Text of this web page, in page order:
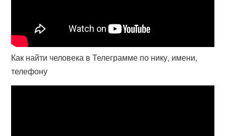
Как найти человека в Телеграмме по нику, имени,
телефону